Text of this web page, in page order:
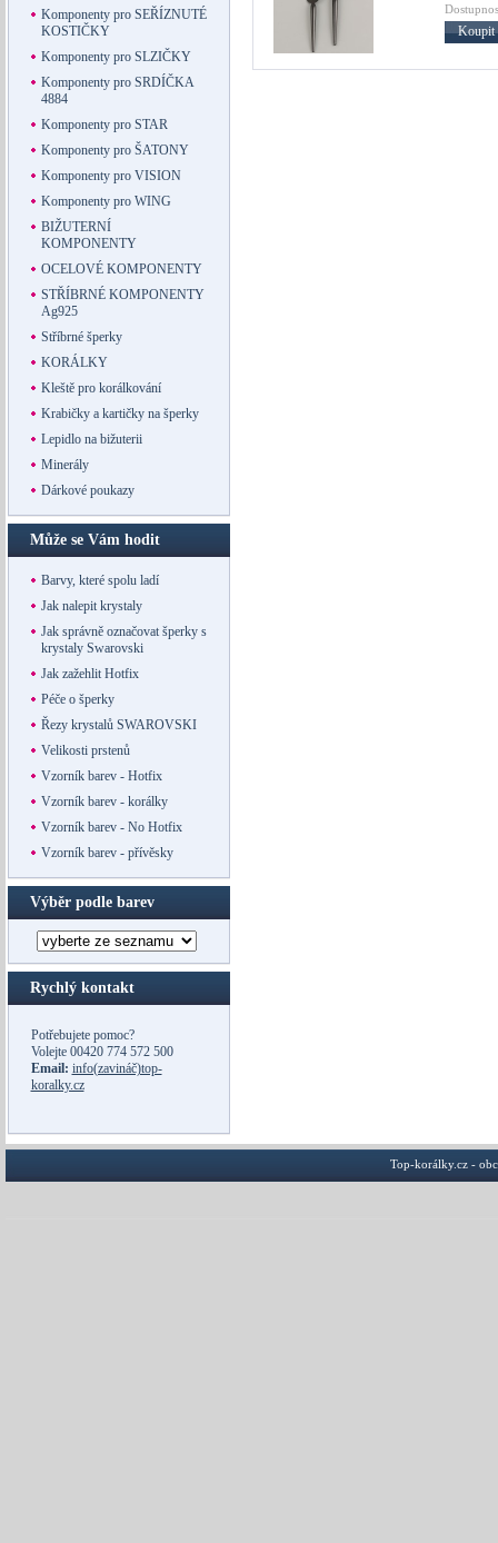
Komponenty pro SEŘÍZNUTÉ
KOSTIČKY
Komponenty pro SLZIČKY
Komponenty pro SRDÍČKA
4884
Komponenty pro STAR
Komponenty pro ŠATONY
Komponenty pro VISION
Komponenty pro WING
BIŽUTERNÍ
KOMPONENTY
OCELOVÉ KOMPONENTY
STŘÍBRNÉ KOMPONENTY
Ag925
Stříbrné šperky
KORÁLKY
Kleště pro korálkování
Krabičky a kartičky na šperky
Lepidlo na bižuterii
Minerály
Dárkové poukazy
Může se Vám hodit
Barvy, které spolu ladí
Jak nalepit krystaly
Jak správně označovat šperky s
krystaly Swarovski
Jak zažehlit Hotfix
Péče o šperky
Řezy krystalů SWAROVSKI
Velikosti prstenů
Vzorník barev - Hotfix
Vzorník barev - korálky
Vzorník barev - No Hotfix
Vzorník barev - přívěsky
Výběr podle barev
Rychlý kontakt
Potřebujete pomoc?
Volejte 00420 774 572 500
Email: info(zavináč)top-
koralky.cz
Koupit
Top-korálky.cz -